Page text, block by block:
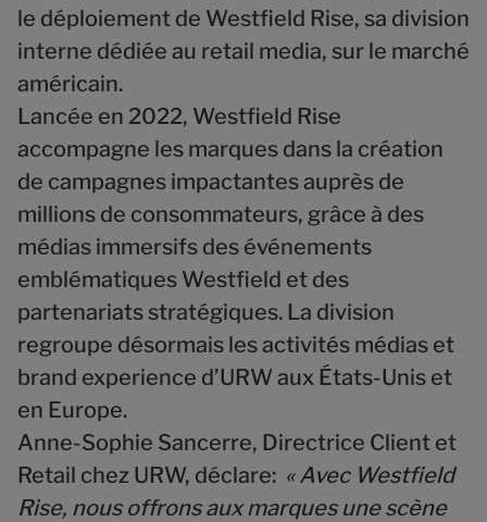
le déploiement de Westfield Rise, sa division
interne dédiée au retail media, sur le marché
américain.
Lancée en 2022, Westfield Rise
accompagne les marques dans la création
de campagnes impactantes auprès de
millions de consommateurs, grâce à des
médias immersifs des événements
emblématiques Westfield et des
partenariats stratégiques. La division
regroupe désormais les activités médias et
brand experience d’URW aux États-Unis et
en Europe.
Anne-Sophie Sancerre, Directrice Client et
Retail chez URW, déclare: « Avec Westfield
Rise, nous offrons aux marques une scène